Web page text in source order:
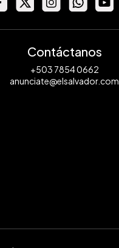
Contáctanos
+503 7854 0662
anunciate@elsalvador.com